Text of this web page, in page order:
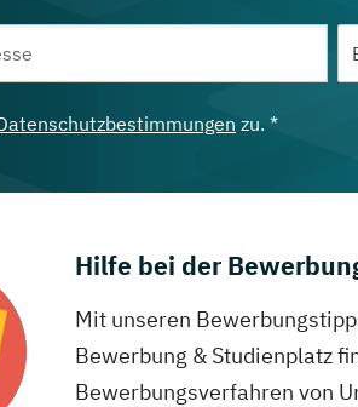
zu. *
Hilfe bei der
Mit unseren
Bewerbung & Studienplatz
Bewerbungsverfahren von